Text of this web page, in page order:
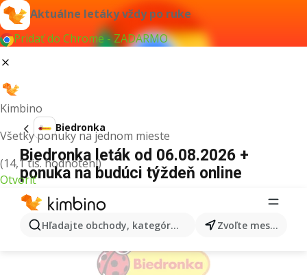
Aktuálne letáky vždy po ruke
Pridať do Chrome - ZADARMO
Kimbino
Všetky ponuky na jednom mieste
(14,1 tis. hodnotení)
Otvoriť
Hľadajte obchody, kategórie, produkty... Zvoľte mesto
Biedronka
Biedronka leták od 06.08.2026 +
ponuka na budúci týždeň online